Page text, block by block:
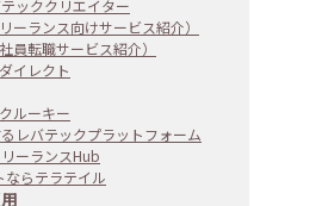
ッククリエイター
ーランス向けサービス紹介）
員転職サービス紹介）
イレクト
ルーキー
レバテックプラットフォーム
ーランスHub
ならテラテイル